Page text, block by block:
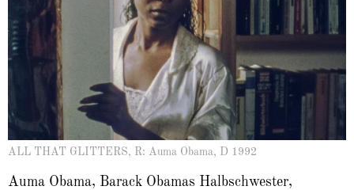
ALL THAT GLITTERS, R: Auma Obama, D 1992
Auma Obama, Barack Obamas Halbschwester,